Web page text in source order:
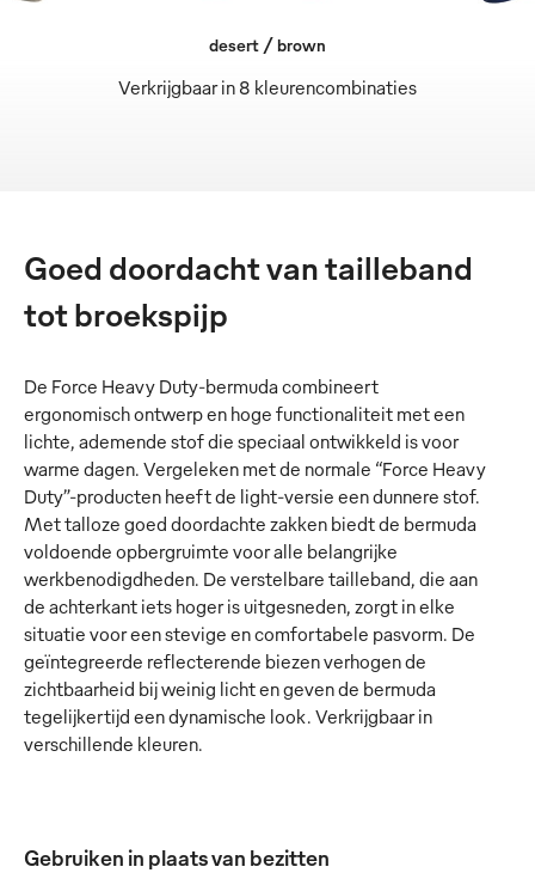
Verkrijgbaar in 8 kleurencombinaties
desert / brown
Goed doordacht van tailleband
tot broekspijp
De Force Heavy Duty-bermuda combineert
ergonomisch ontwerp en hoge functionaliteit met een
lichte, ademende stof die speciaal ontwikkeld is voor
warme dagen. Vergeleken met de normale “Force Heavy
Duty”-producten heeft de light-versie een dunnere stof.
Met talloze goed doordachte zakken biedt de bermuda
voldoende opbergruimte voor alle belangrijke
werkbenodigdheden. De verstelbare tailleband, die aan
de achterkant iets hoger is uitgesneden, zorgt in elke
situatie voor een stevige en comfortabele pasvorm. De
geïntegreerde reflecterende biezen verhogen de
zichtbaarheid bij weinig licht en geven de bermuda
tegelijkertijd een dynamische look. Verkrijgbaar in
verschillende kleuren.
Gebruiken in plaats van bezitten